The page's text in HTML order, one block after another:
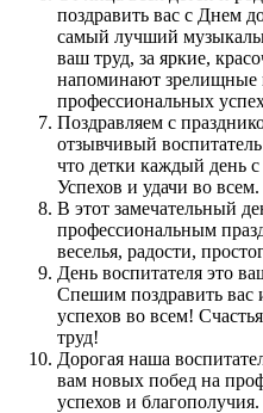
поздравить вас с Днем
самый лучший
ваш труд, за яркие,
напоминают зрелищные
профессиональных
Поздравляем с
отзывчивый
что детки каждый день
Успехов и удачи во всем.
В этот замечательный
профессиональным
веселья, радости,
День воспитателя это
Спешим поздравить вас
успехов во всем!
труд!
Дорогая наша
вам новых побед на
успехов и благополучия.